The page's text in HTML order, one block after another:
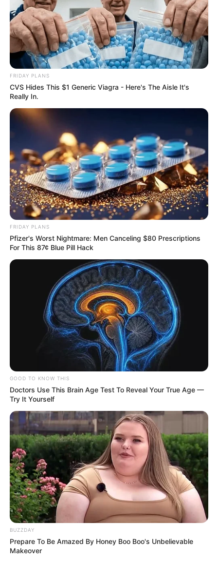
FRIDAY PLANS
CVS Hides This $1 Generic Viagra - Here's The Aisle It's
Really In.
FRIDAY PLANS
Pfizer's Worst Nightmare: Men Canceling $80 Prescriptions
For This 87¢ Blue Pill Hack
GOOD TO KNOW THIS
Doctors Use This Brain Age Test To Reveal Your True Age —
Try It Yourself
BUZZDAY
Prepare To Be Amazed By Honey Boo Boo's Unbelievable
Makeover